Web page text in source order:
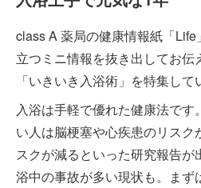
class A 薬局の健康情報紙「
立つミニ情報を抜き出してお伝
「いきいき入浴術」を特集して
入浴は手軽で優れた健康法で
い人は脳梗塞や心疾患のリスク
スクが減るといった研究報告が
浴中の事故が多い現状も。まず